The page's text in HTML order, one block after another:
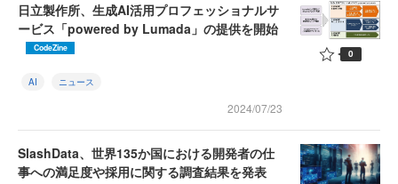
日立製作所、生成AI活用プロフェッショナルサ
ービス「powered by Lumada」の提供を開始
CodeZine
AI ニュース
2024/07/23
0
SlashData、世界135か国における開発者の仕
事への満足度や採用に関する調査結果を発表